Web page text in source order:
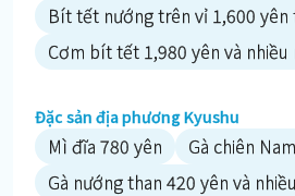
Bít tết nướng trên vỉ 1,600
Cơm bít tết 1,980 yên và nhiều
Đặc sản địa phương Kyushu
Mì đĩa 780 yên
Gà chiên
Gà nướng than 420 yên và